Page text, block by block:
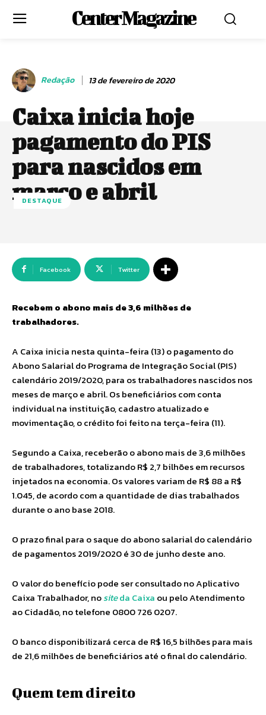
Center Magazine
Redação 13 de fevereiro de 2020
Caixa inicia hoje
pagamento do PIS
para nascidos em
março e abril
DESTAQUE
Facebook Twitter
Recebem o abono mais de 3,6 milhões de
trabalhadores.
A Caixa inicia nesta quinta-feira (13) o pagamento do
Abono Salarial do Programa de Integração Social (PIS)
calendário 2019/2020, para os trabalhadores nascidos nos
meses de março e abril. Os beneficiários com conta
individual na instituição, cadastro atualizado e
movimentação, o crédito foi feito na terça-feira (11).
Segundo a Caixa, receberão o abono mais de 3,6 milhões
de trabalhadores, totalizando R$ 2,7 bilhões em recursos
injetados na economia. Os valores variam de R$ 88 a R$
1.045, de acordo com a quantidade de dias trabalhados
durante o ano base 2018.
O prazo final para o saque do abono salarial do calendário
de pagamentos 2019/2020 é 30 de junho deste ano.
O valor do benefício pode ser consultado no Aplicativo
Caixa Trabalhador, nositeda Caixa ou pelo Atendimento
ao Cidadão, no telefone 0800 726 0207.
O banco disponibilizará cerca de R$ 16,5 bilhões para mais
de 21,6 milhões de beneficiários até o final do calendário.
Quem tem direito